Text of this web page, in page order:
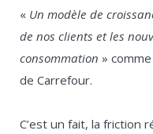
« Un modèle de
de nos clients et les
consommation »
de Carrefour.
C’est un fait, la friction